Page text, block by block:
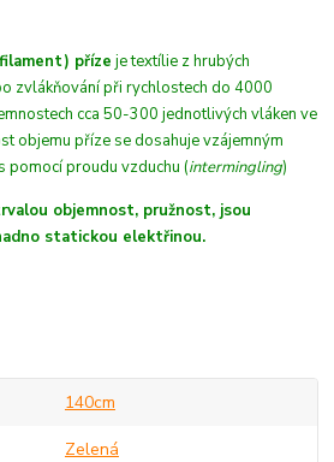
příze je textílie z hrubých
zvlákňování při rychlostech do 4000
cca 50-300 jednotlivých vláken ve
objemu příze se dosahuje vzájemným
pomocí proudu vzduchu (intermingling)
objemnost, pružnost, jsou
statickou elektřinou.
140cm
Zelená